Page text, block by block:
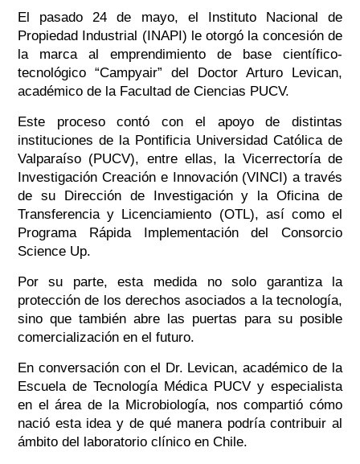
El pasado 24 de mayo, el Instituto Nacional de
Propiedad Industrial (INAPI) le otorgó la concesión de
la marca al emprendimiento de base científico-
tecnológico “Campyair” del Doctor Arturo Levican,
académico de la Facultad de Ciencias PUCV.
Este proceso contó con el apoyo de distintas
instituciones de la Pontificia Universidad Católica de
Valparaíso (PUCV), entre ellas, la Vicerrectoría de
Investigación Creación e Innovación (VINCI) a través
de su Dirección de Investigación y la Oficina de
Transferencia y Licenciamiento (OTL), así como el
Programa Rápida Implementación del Consorcio
Science Up.
Por su parte, esta medida no solo garantiza la
protección de los derechos asociados a la tecnología,
sino que también abre las puertas para su posible
comercialización en el futuro.
En conversación con el Dr. Levican, académico de la
Escuela de Tecnología Médica PUCV y especialista
en el área de la Microbiología, noscompartió cómo
nació esta idea y de qué manera podría contribuir al
ámbito del laboratorio clínico en Chile.